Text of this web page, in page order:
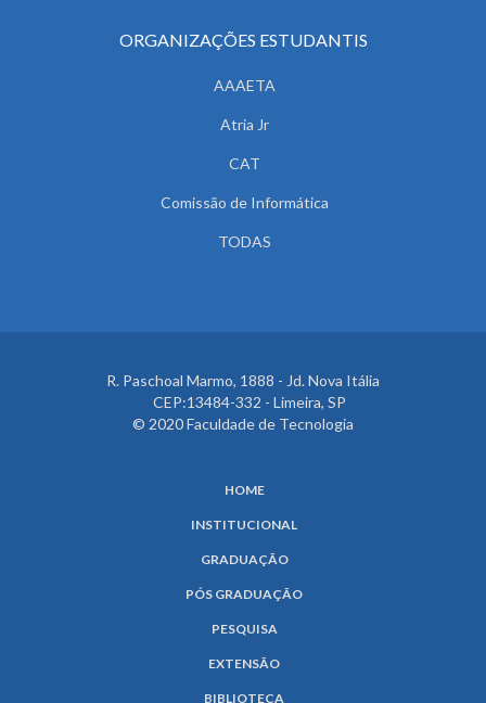
ORGANIZAÇÕES ESTUDANTIS
AAAETA
Atria Jr
CAT
Comissão de Informática
TODAS
R. Paschoal Marmo, 1888 - Jd. Nova Itália
CEP:13484-332 - Limeira, SP
© 2020 Faculdade de Tecnologia
HOME
INSTITUCIONAL
GRADUAÇÃO
PÓS GRADUAÇÃO
PESQUISA
EXTENSÃO
BIBLIOTECA